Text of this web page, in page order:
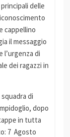
delle
cappellino
il messaggio
l’urgenza di
dei ragazzi in
di
dopo
in tutta
7 Agosto